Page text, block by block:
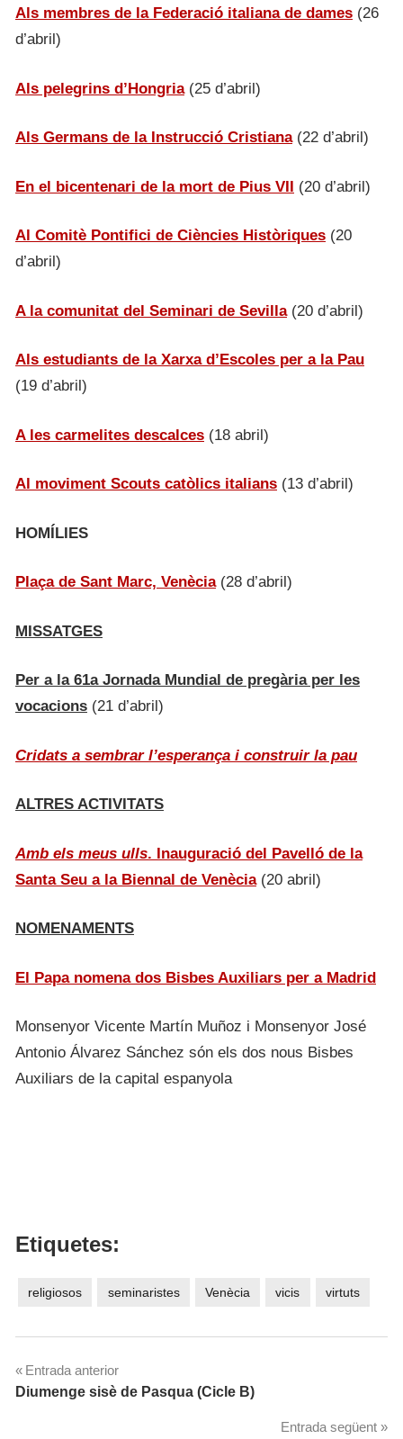
Als membres de la Federació italiana de dames (26
d’abril)
Als pelegrins d’Hongria(25 d’abril)
Als Germans de la Instrucció Cristiana(22 d’abril)
En el bicentenari de la mort de Pius VII (20 d’abril)
Al Comitè Pontifici de Ciències Històriques (20
d’abril)
A la comunitat del Seminari de Sevilla(20 d’abril)
Als estudiants de la Xarxa d’Escoles per a la Pau
(19 d’abril)
A les carmelites descalces (18 abril)
Al moviment Scouts catòlics italians (13 d’abril)
HOMÍLIES
Plaça de Sant Marc, Venècia(28 d’abril)
MISSATGES
Per a la 61a Jornada Mundial de pregària per les
vocacions (21 d’abril)
Cridats a sembrar l’esperança i construir la pau
ALTRES ACTIVITATS
Amb els meus ulls. Inauguració del Pavelló de la
Santa Seu a la Biennal de Venècia(20 abril)
NOMENAMENTS
El Papa nomena dos Bisbes Auxiliars per a Madrid
Monsenyor Vicente Martín Muñoz i Monsenyor José
Antonio Álvarez Sánchez són els dos nous Bisbes
Auxiliars de la capital espanyola
Etiquetes:
religiosos seminaristes Venècia vicis virtuts
Navegació
Entrada anterior
Diumenge sisè de Pasqua (Cicle B)
Entrada següent